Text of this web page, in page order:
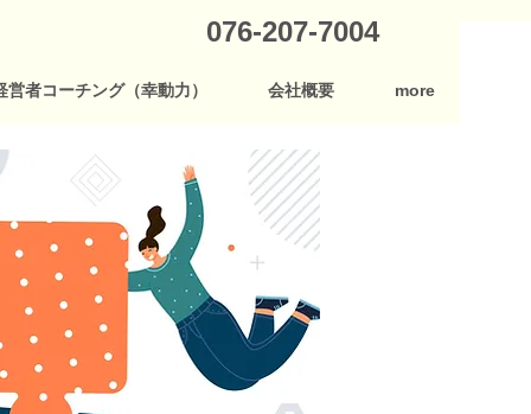
076-207-7004
営者コーチング（幸動力） 会社概要 more